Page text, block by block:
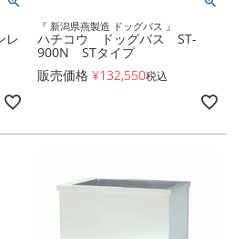
レ
『 新潟県燕製造 ドッグバス 』
ハチコウ ドッグバス ST-
900N STタイプ
販売価格 ¥132,550税込